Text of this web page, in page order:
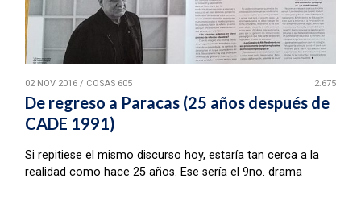
02 NOV 2016/ COSAS 605 2.675
De regreso a Paracas (25 años después de
CADE 1991)
Si repitiese el mismo discurso hoy, estaría tan cerca a la
realidad como hace 25 años. Ese sería el 9no. drama